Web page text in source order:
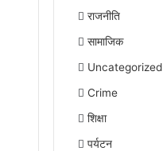
राजनीति
सामाजिक
Uncategorized
Crime
शिक्षा
पर्यटन